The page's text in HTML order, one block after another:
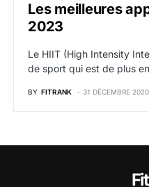
Les meilleures
2023
Le HIIT (High Intensity
de sport qui est de plus
BY FITRANK 31 DÉCEMBRE 2020